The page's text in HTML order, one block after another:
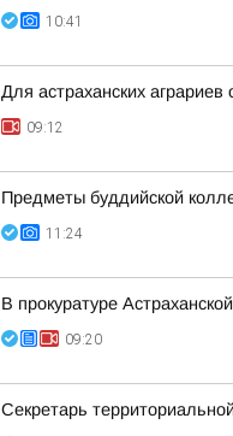
10:41
Для астраханских
09:12
Предметы буддийской
11:24
В прокуратуре
09:20
Секретарь